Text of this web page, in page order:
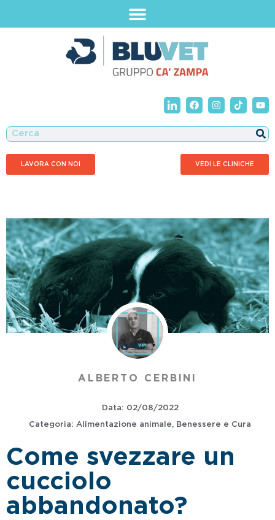
LAVORA CON NOI VEDI LE CLINICHE
ALBERTO CERBINI
Data: 02/08/2022
Categoria: Alimentazione animale, Benessere e Cura
Come svezzare un
cucciolo
abbandonato?